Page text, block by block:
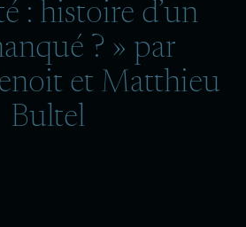
: histoire d’un
? » par
et Matthieu
Bultel